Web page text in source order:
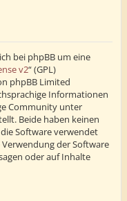
bei phpBB um eine
v2“ (GPL)
phpBB Limited
Informationen
Community unter
Beide haben keinen
Software verwendet
der Software
oder auf Inhalte